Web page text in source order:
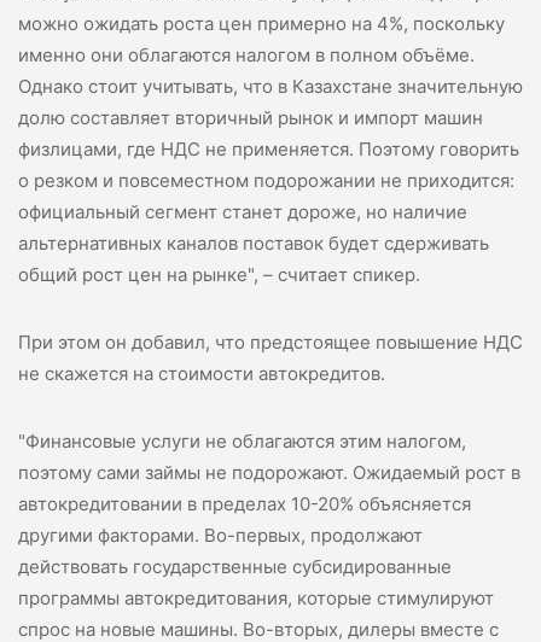
можно ожидать роста цен примерно на 4%, поскольку
именно они облагаются налогом в полном объёме.
Однако стоит учитывать, что в Казахстане значительную
долю составляет вторичный рынок и импорт машин
физлицами, где НДС не применяется. Поэтому говорить
о резком и повсеместном подорожании не приходится:
официальный сегмент станет дороже, но наличие
альтернативных каналов поставок будет сдерживать
общий рост цен на рынке", – считает спикер.
При этом он добавил, что предстоящее повышение НДС
не скажется на стоимости автокредитов.
"Финансовые услуги не облагаются этим налогом,
поэтому сами займы не подорожают. Ожидаемый рост в
автокредитовании в пределах 10-20% объясняется
другими факторами. Во-первых, продолжают
действовать государственные субсидированные
программы автокредитования, которые стимулируют
спрос на новые машины. Во-вторых, дилеры вместе с